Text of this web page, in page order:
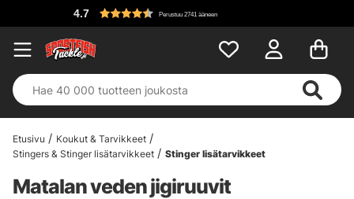
Perustuu 2741 ääneen
Etusivu
Koukut & Tarvikkeet
Stingers & Stinger lisätarvikkeet
Stinger lisätarvikkeet
Matalan veden jigiruuvit